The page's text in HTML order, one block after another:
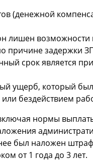
(денежной
лишен
причине задержки
срок является
ущерб, который
бездействием
нормы
был наложен
от 1 года до 3 лет.